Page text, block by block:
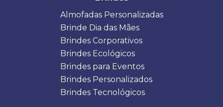
Almofadas Personalizadas
Brinde Dia das Mães
Brindes Corporativos
Brindes Ecológicos
Brindes para Eventos
Brindes Personalizados
Brindes Tecnológicos